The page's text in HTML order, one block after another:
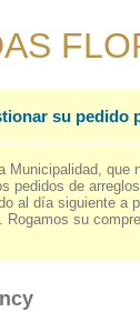
su pedido
que
pedidos de
al día siguiente a
Rogamos su